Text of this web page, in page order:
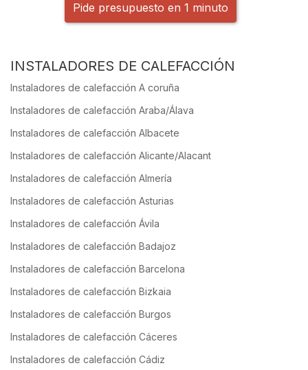
Pide presupuesto en 1 minuto
INSTALADORES DE CALEFACCIÓN
Instaladores de calefacción A coruña
Instaladores de calefacción Araba/Álava
Instaladores de calefacción Albacete
Instaladores de calefacción Alicante/Alacant
Instaladores de calefacción Almería
Instaladores de calefacción Asturias
Instaladores de calefacción Ávila
Instaladores de calefacción Badajoz
Instaladores de calefacción Barcelona
Instaladores de calefacción Bizkaia
Instaladores de calefacción Burgos
Instaladores de calefacción Cáceres
Instaladores de calefacción Cádiz